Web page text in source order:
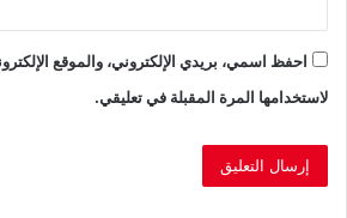
احفظ اسمي، بريدي الإلكتروني، والموقع
لاستخدامها المرة المقبلة في تعليقي.